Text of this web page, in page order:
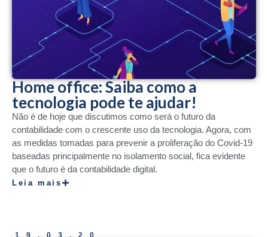
Home office: Saiba como a
tecnologia pode te ajudar!
Não é de hoje que discutimos como será o futuro da
contabilidade com o crescente uso da tecnologia. Agora, com
as medidas tomadas para prevenir a proliferação do Covid-19
baseadas principalmente no isolamento social, fica evidente
que o futuro é da contabilidade digital.
Leia mais
19.03.20